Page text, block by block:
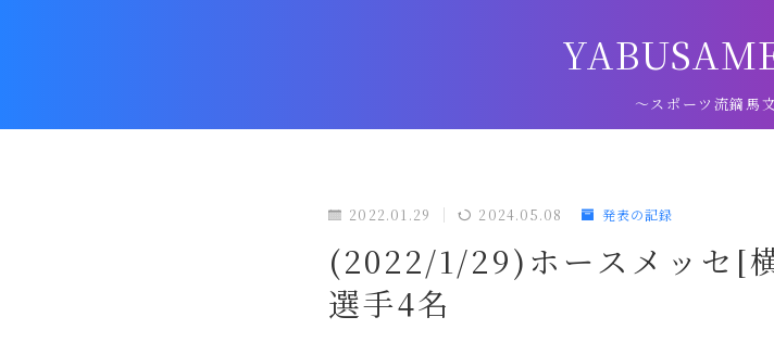
～スポーツ流鏑馬
2022.01.29 2024.05.08 発表の記録
(2022/1/29)ホースメッセ[
選手4名